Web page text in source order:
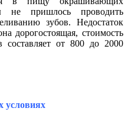
не пришлось проводить
зубов. Недостаток
дорогостоящая, стоимость
составляет от 800 до 2000
условиях